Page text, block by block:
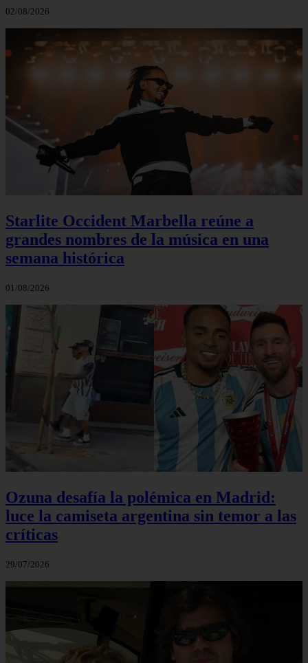
02/08/2026
Starlite Occident Marbella reúne a
grandes nombres de la música en una
semana histórica
01/08/2026
Ozuna desafía la polémica en Madrid:
luce la camiseta argentina sin temor a las
críticas
29/07/2026